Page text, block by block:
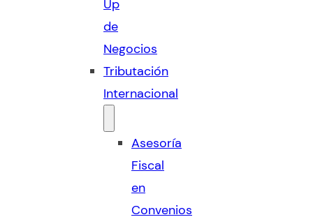
Up
de
Negocios
Tributación
Internacional
Asesoría
Fiscal
en
Convenios